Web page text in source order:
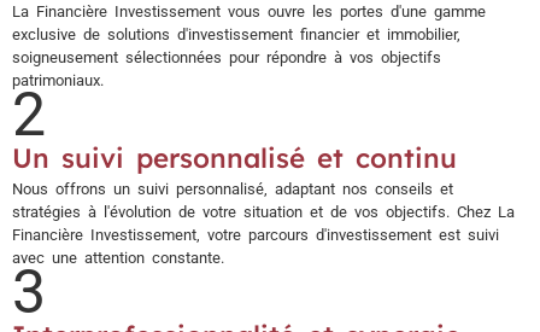
La Financière Investissement vous ouvre les portes d'une gamme
exclusive de solutions d'investissement financier et immobilier,
soigneusement sélectionnées pour répondre à vos objectifs
patrimoniaux.
2
Un suivi personnalisé et continu
Nous offrons un suivi personnalisé, adaptant nos conseils et
stratégies à l'évolution de votre situation et de vos objectifs. Chez La
Financière Investissement, votre parcours d'investissement est suivi
avec une attention constante.
3